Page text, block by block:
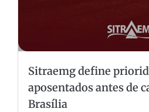
Sitraemg define
aposentados antes de
Brasília